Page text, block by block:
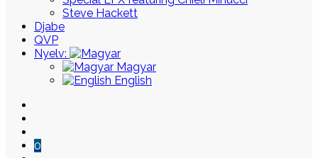
Steve Hackett
Djabe
QVP
Nyelv:
Magyar
English
0